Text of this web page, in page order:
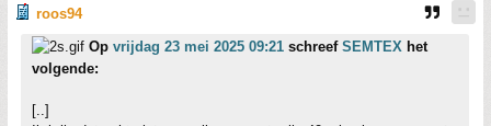
roos94
Op vrijdag 23 mei 2025 09:21 schreef SEMTEX het
volgende:
[..]